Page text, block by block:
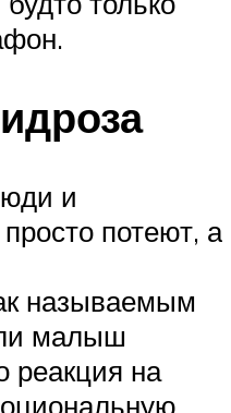
и
потеют, а
называемым
малыш
реакция на